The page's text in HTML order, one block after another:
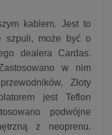
kablem. Jest to
szpuli, może być o
dealera Cardas.
w nim
Złoty
jest Teflon
podwójne
z neoprenu.